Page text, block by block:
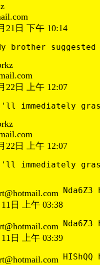
21日 下午 10:14
brother
22日 上午 12:07
I'll immediately
22日 上午 12:07
I'll immediately
日 上午 03:38
Nda6Z3
日 上午 03:39
Nda6Z3